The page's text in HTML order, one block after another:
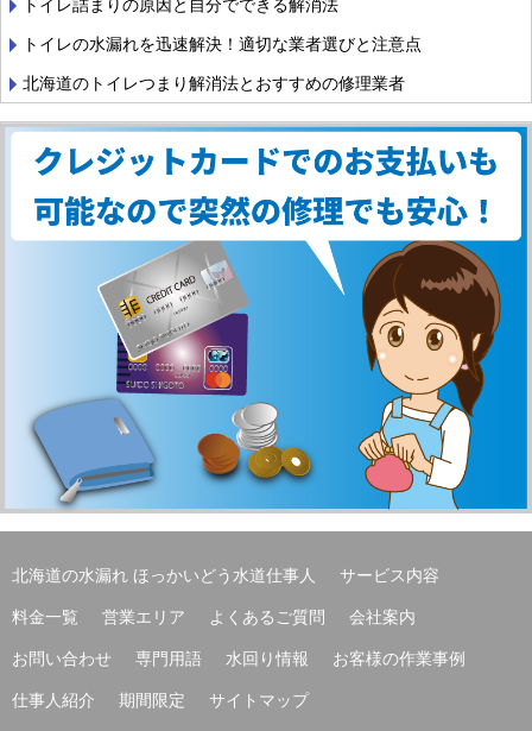
トイレ詰まりの原因と自分でできる解消法
トイレの水漏れを迅速解決！適切な業者選びと注意点
北海道のトイレつまり解消法とおすすめの修理業者
北海道の水漏れ ほっかいどう水道仕事人 サービス内容
料金一覧 営業エリア よくあるご質問 会社案内
お問い合わせ 専門用語 水回り情報 お客様の作業事例
仕事人紹介 期間限定 サイトマップ